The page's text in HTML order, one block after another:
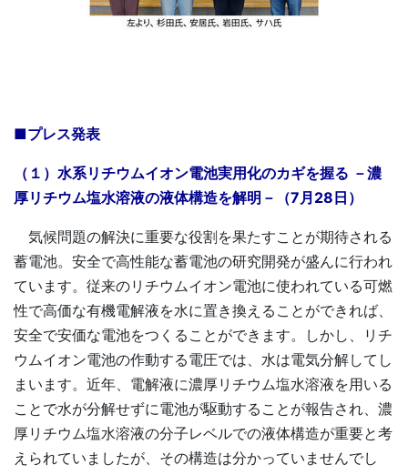
■プレス発表
（１）水系リチウムイオン電池実用化のカギを握る －濃
厚リチウム塩水溶液の液体構造を解明－（7月28日）
気候問題の解決に重要な役割を果たすことが期待される
蓄電池。安全で高性能な蓄電池の研究開発が盛んに行われ
ています。従来のリチウムイオン電池に使われている可燃
性で高価な有機電解液を水に置き換えることができれば、
安全で安価な電池をつくることができます。しかし、リチ
ウムイオン電池の作動する電圧では、水は電気分解してし
まいます。近年、電解液に濃厚リチウム塩⽔溶液を⽤いる
ことで⽔が分解せずに電池が駆動することが報告され、濃
厚リチウム塩水溶液の分子レベルでの液体構造が重要と考
えられていましたが、その構造は分かっていませんでし